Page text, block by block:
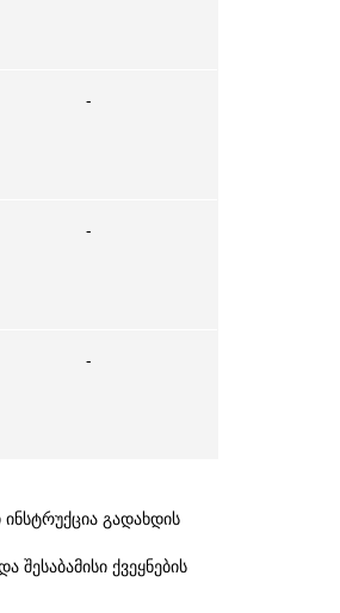
-
-
-
გადახდის
შესაბამისი ქვეყნების